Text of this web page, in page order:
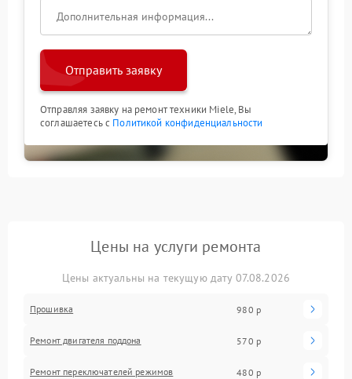
Отправить заявку
Отправляя заявку на ремонт техники Miele, Вы
соглашаетесь с Политикой конфиденциальности
Цены на услуги ремонта
Цены актуальны на текущую дату 07.08.2026
Прошивка 980 р
Ремонт двигателя поддона 570 р
Ремонт переключателей режимов 480 р